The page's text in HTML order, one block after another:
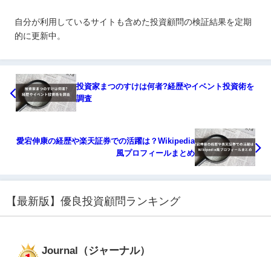
自分が利用しているサイトも含めた投資顧問の検証結果を定期
的に更新中。
投資家まつのすけは何者?経歴やイベント投資術を
調査
愛宕伸康の経歴や楽天証券での活躍は？Wikipedia
風プロフィールまとめ
【最新版】優良投資顧問ランキング
Journal（ジャーナル）